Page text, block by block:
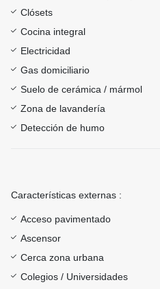
Clósets
Cocina integral
Electricidad
Gas domiciliario
Suelo de cerámica / mármol
Zona de lavandería
Detección de humo
Características externas :
Acceso pavimentado
Ascensor
Cerca zona urbana
Colegios / Universidades